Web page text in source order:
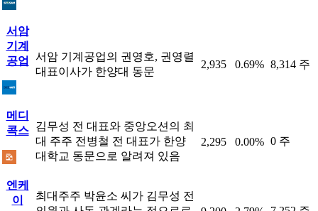
서암
기계
공업
서암 기계공업의 권영호, 권영렬
대표이사가 한양대 동문
2,935 0.69% 8,314 주
메디
콕스
김무성 전 대표와 중앙오션의 최
대 주주 전병철 전 대표가 한양
대학교 동문으로 알려져 있음
2,295 0.00% 0 주
엔케
이
최대주주 박윤소 씨가 김무성 전